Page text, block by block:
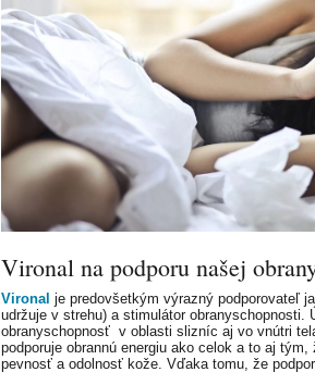
Vironal na podporu našej
Vironal je predovšetkým výrazný podporovateľ
udržuje v strehu) a stimulátor obranyschopnosti.
obranyschopnosť v oblasti slizníc aj vo vnútri
podporuje obrannú energiu ako celok a to aj
pevnosť a odolnosť kože. Vďaka tomu, že